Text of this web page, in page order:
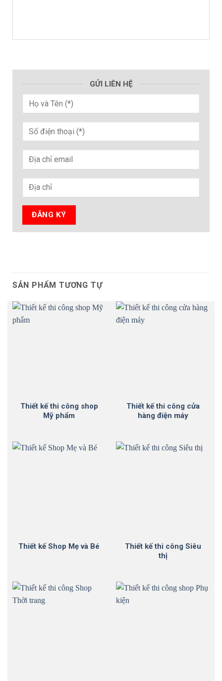
GỬI LIÊN HỆ
SẢN PHẨM TƯƠNG TỰ
Thiết kế thi công shop
Mỹ phẩm
Thiết kế thi công cửa
hàng điện máy
Thiết kế Shop Mẹ và Bé
Thiết kế thi công Siêu
thị